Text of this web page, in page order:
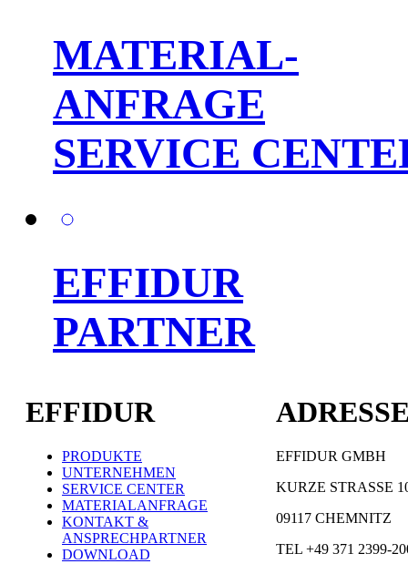
MATERIAL-
ANFRAGE
SERVICE
EFFIDUR
PARTNER
EFFIDUR
PRODUKTE
UNTERNEHMEN
SERVICE CENTER
MATERIALANFRAGE
KONTAKT &
ANSPRECHPARTNER
DOWNLOAD
EFFIDUR GMBH
KURZE STRASSE
09117 CHEMNITZ
TEL +49 371 2399-